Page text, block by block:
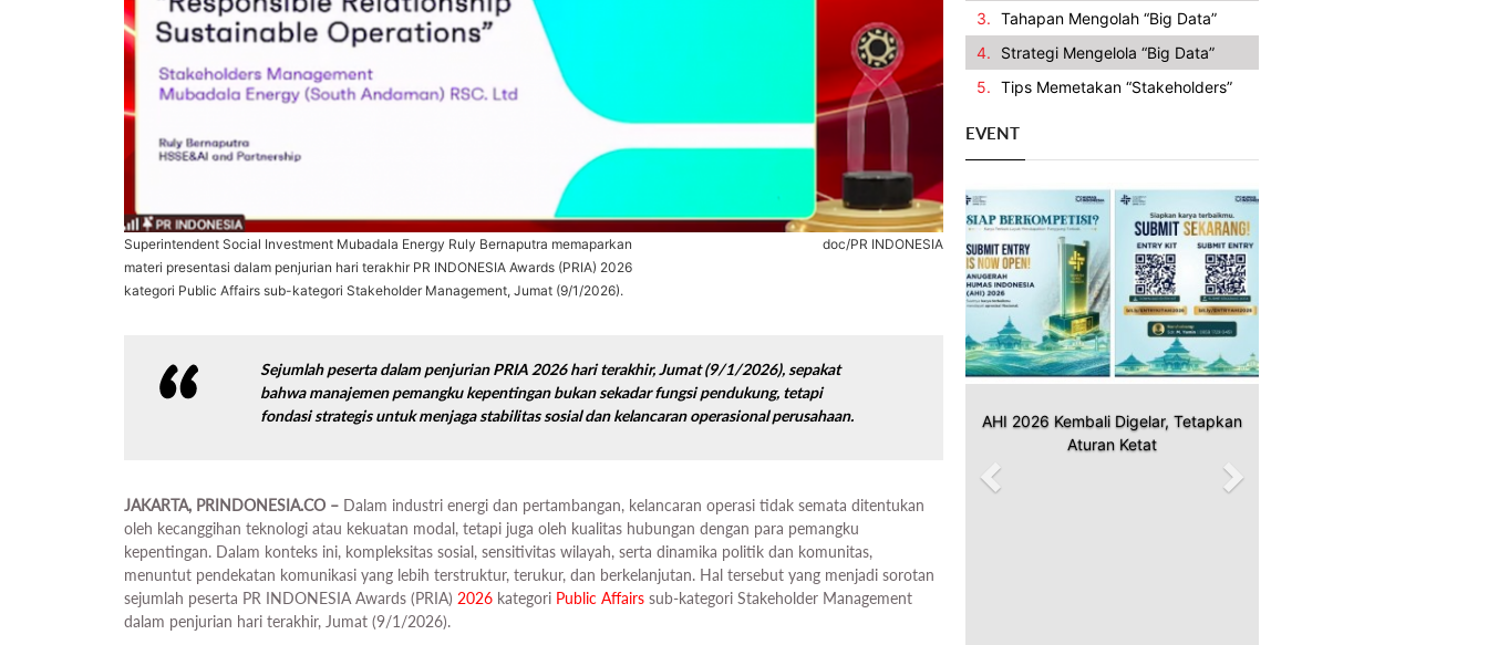
Superintendent Social Investment Mubadala Energy Ruly Bernaputra memaparkan
materi presentasi dalam penjurian hari terakhir PR INDONESIA Awards (PRIA) 2026
kategori Public Affairs sub-kategori Stakeholder Management, Jumat (9/1/2026).
doc/PR INDONESIA
Sejumlah peserta dalam penjurian PRIA 2026 hari terakhir, Jumat (9/1/2026), sepakat
bahwa manajemen pemangku kepentingan bukan sekadar fungsi pendukung, tetapi
fondasi strategis untuk menjaga stabilitas sosial dan kelancaran operasional perusahaan.
JAKARTA, PRINDONESIA.CO – Dalam industri energi dan pertambangan, kelancaran operasi tidak semata ditentukan
oleh kecanggihan teknologi atau kekuatan modal, tetapi juga oleh kualitas hubungan dengan para pemangku
kepentingan. Dalam konteks ini, kompleksitas sosial, sensitivitas wilayah, serta dinamika politik dan komunitas,
menuntut pendekatan komunikasi yang lebih terstruktur, terukur, dan berkelanjutan. Hal tersebut yang menjadi sorotan
sejumlah peserta PR INDONESIA Awards (PRIA) 2026 kategori Public Affairs sub-kategori Stakeholder Management
dalam penjurian hari terakhir, Jumat (9/1/2026).
3. Tahapan Mengolah “Big Data”
4.
Strategi Mengelola “Big Data”
5. Tips Memetakan “Stakeholders”
EVENT
AHI 2026 Kembali Digelar, Tetapkan
Aturan Ketat
Previous Next